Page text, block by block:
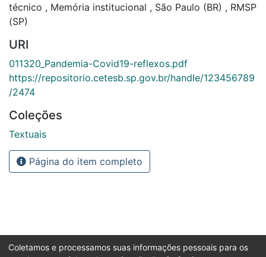
técnico , Memória institucional , São Paulo (BR) , RMSP
(SP)
URI
011320_Pandemia-Covid19-reflexos.pdf
https://repositorio.cetesb.sp.gov.br/handle/123456789
/2474
Coleções
Textuais
Página do item completo
Coletamos e processamos suas informações pessoais para os